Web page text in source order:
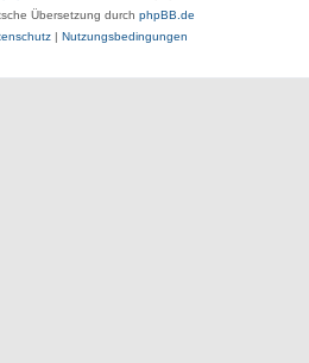
Übersetzung durch phpBB.de
| Nutzungsbedingungen